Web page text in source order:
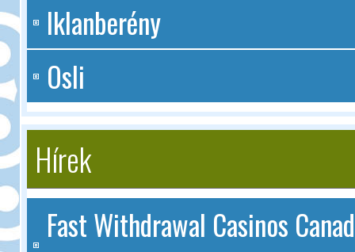
Iklanberény
Osli
Hírek
Fast Withdrawal Casinos